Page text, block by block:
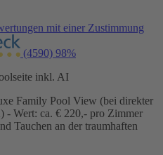
mit einer Zustimmung
(4590) 98%
inkl. AI
Family Pool View (bei direkter
- Wert: ca. € 220,- pro Zimmer
Tauchen an der traumhaften